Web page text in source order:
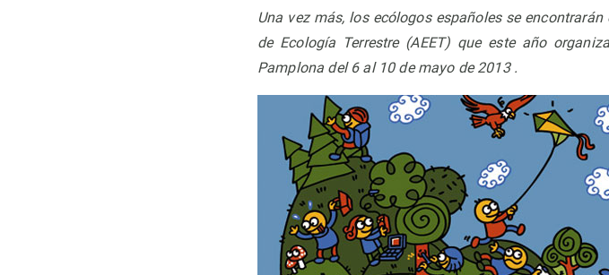
Una vez más, los ecólogos españoles se
de Ecología Terrestre (AEET) que este año
Pamplona del 6 al 10 de mayo de 2013 .